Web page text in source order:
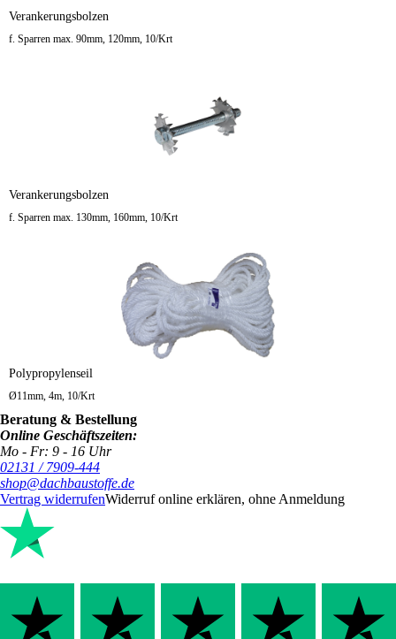
Verankerungsbolzen
f. Sparren max. 90mm, 120mm, 10/Krt
Verankerungsbolzen
f. Sparren max. 130mm, 160mm, 10/Krt
Polypropylenseil
Ø11mm, 4m, 10/Krt
Beratung & Bestellung
Online Geschäftszeiten:
Mo - Fr: 9 - 16 Uhr
02131 / 7909-444
shop@dachbaustoffe.de
Vertrag widerrufenWiderruf online erklären, ohne Anmeldung